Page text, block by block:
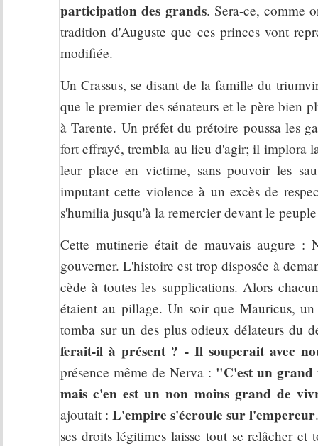
participation des grands. Sera-ce, comme
tradition d'Auguste que ces princes vont
modifiée.
Un Crassus, se disant de la famille du
que le premier des sénateurs et le père bien
à Tarente. Un préfet du prétoire poussa les
fort effrayé, trembla au lieu d'agir; il implora
leur place en victime, sans pouvoir les
imputant cette violence à un excès de
s'humilia jusqu'à la remercier devant le
Cette mutinerie était de mauvais augure :
gouverner. L'histoire est trop disposée à
cède à toutes les supplications. Alors
étaient au pillage. Un soir que Mauricus,
tomba sur un des plus odieux délateurs du
ferait-il à présent ? - Il souperait avec
présence même de Nerva : "C'est un grand
mais c'en est un non moins grand de
ajoutait : L'empire s'écroule sur l'empereur
ses droits légitimes laisse tout se relâcher